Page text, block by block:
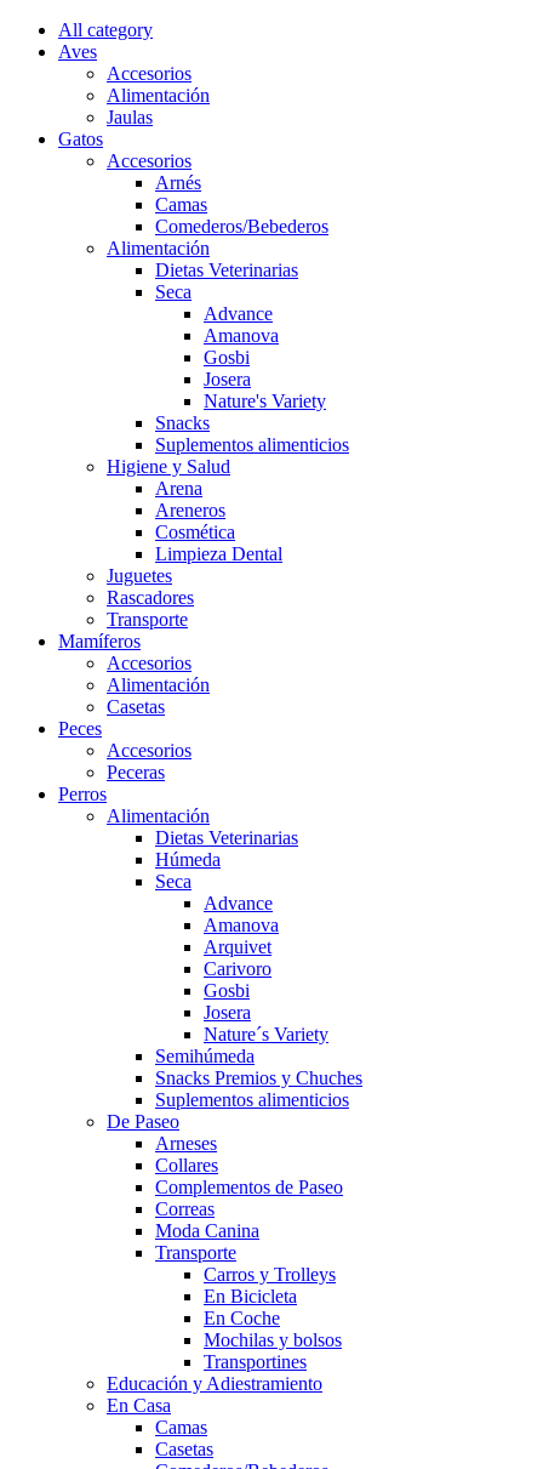
All category
Aves
Accesorios
Alimentación
Jaulas
Gatos
Accesorios
Arnés
Camas
Comederos/Bebederos
Alimentación
Dietas Veterinarias
Seca
Advance
Amanova
Gosbi
Josera
Nature's Variety
Snacks
Suplementos alimenticios
Higiene y Salud
Arena
Areneros
Cosmética
Limpieza Dental
Juguetes
Rascadores
Transporte
Mamíferos
Accesorios
Alimentación
Casetas
Peces
Accesorios
Peceras
Perros
Alimentación
Dietas Veterinarias
Húmeda
Seca
Advance
Amanova
Arquivet
Carivoro
Gosbi
Josera
Nature´s Variety
Semihúmeda
Snacks Premios y Chuches
Suplementos alimenticios
De Paseo
Arneses
Collares
Complementos de Paseo
Correas
Moda Canina
Transporte
Carros y Trolleys
En Bicicleta
En Coche
Mochilas y bolsos
Transportines
Educación y Adiestramiento
En Casa
Camas
Casetas